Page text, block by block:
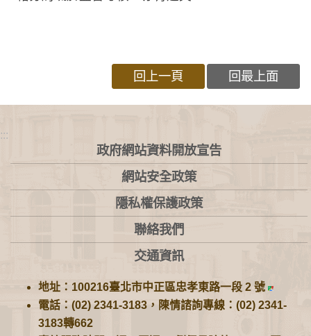
回上一頁 回最上面
:::
政府網站資料開放宣告
網站安全政策
隱私權保護政策
聯絡我們
交通資訊
地址：100216臺北市中正區忠孝東路一段 2 號
電話：(02) 2341-3183，陳情諮詢專線：(02) 2341-
3183轉662